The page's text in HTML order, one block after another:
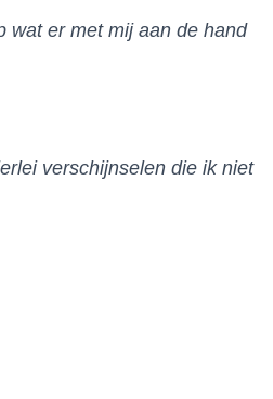
wat er met mij aan de hand
verschijnselen die ik niet